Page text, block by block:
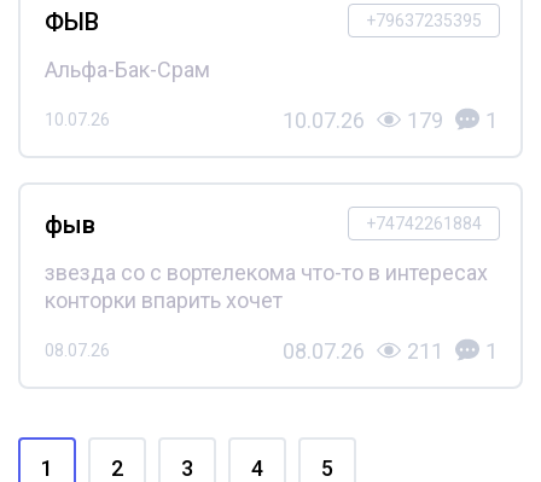
+79637235395
ФЫВ
Альфа-Бак-Срам
10.07.26 10.07.26 179 1
+74742261884
фыв
звезда со с вортелекома что-то в интересах
конторки впарить хочет
08.07.26 08.07.26 211 1
1 2 3 4 5